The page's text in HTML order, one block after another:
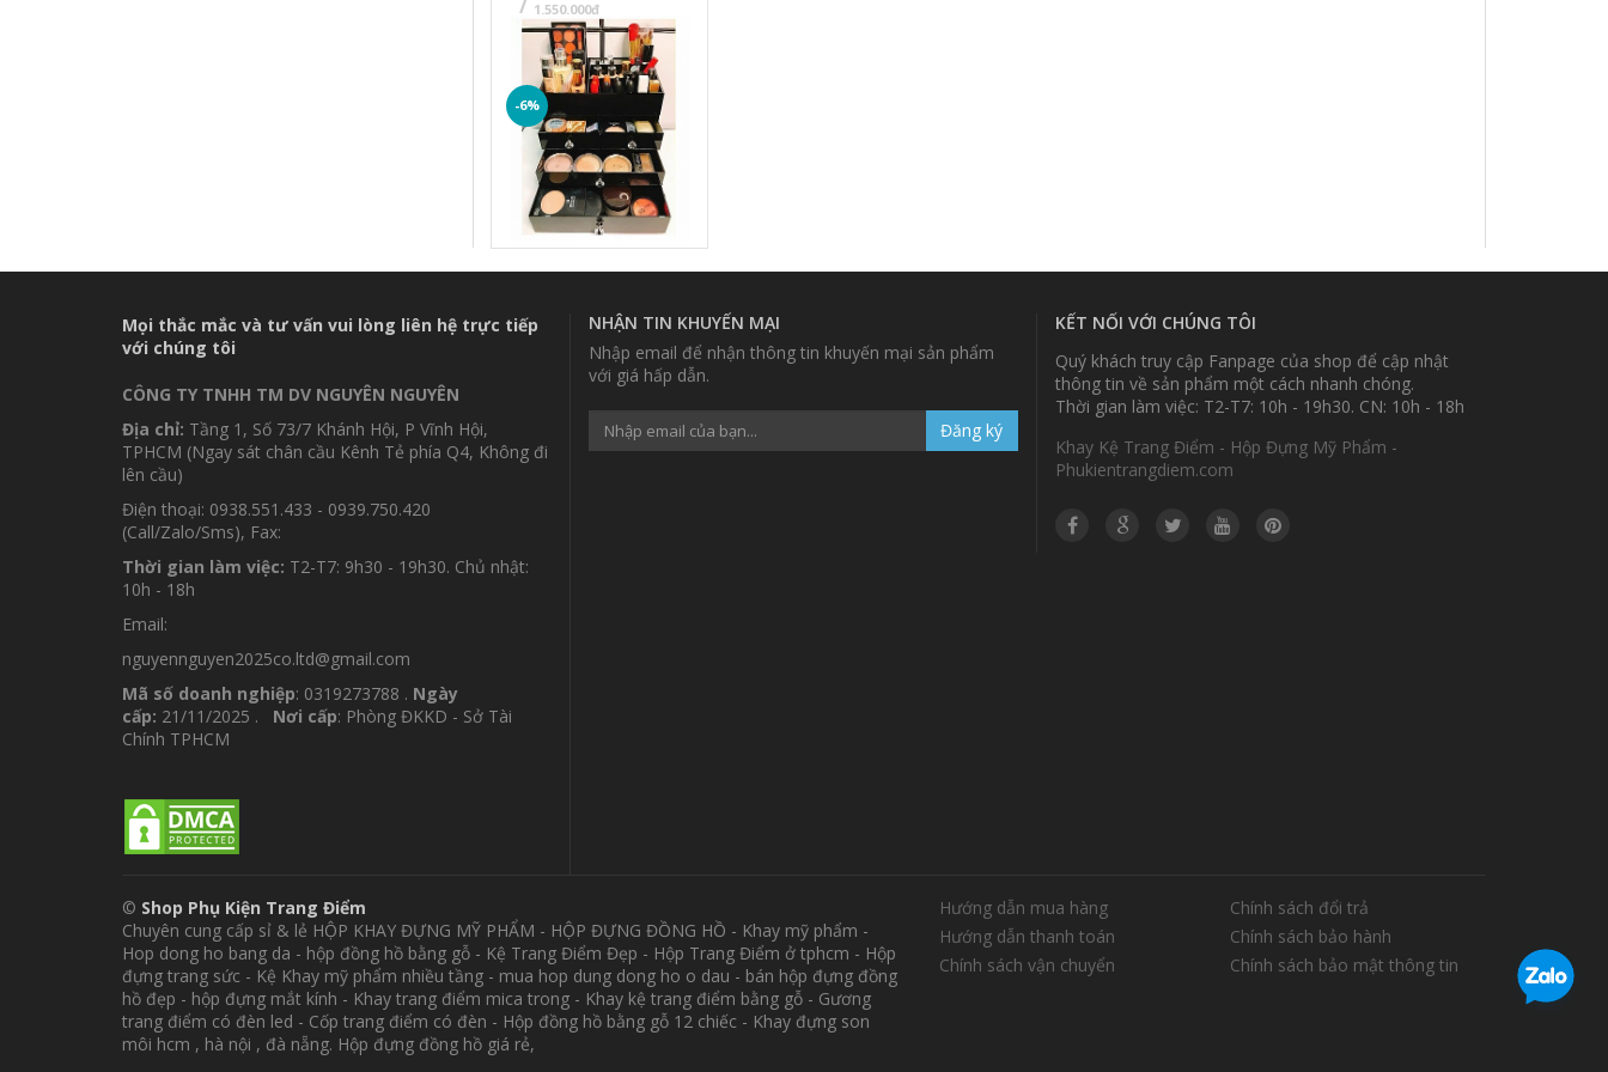
-6%
1.550.000₫
Mọi thắc mắc và tư vấn vui lòng liên hệ trực tiếp
với chúng tôi
CÔNG TY TNHH TM DV NGUYÊN NGUYÊN
Địa chỉ: Tầng 1, Số 73/7 Khánh Hội, P Vĩnh Hội,
TPHCM (Ngay sát chân cầu Kênh Tẻ phía Q4, Không đi
lên cầu)
Điện thoại: 0938.551.433 - 0939.750.420
(Call/Zalo/Sms), Fax:
Thời gian làm việc: T2-T7: 9h30 - 19h30. Chủ nhật:
10h - 18h
Email:
nguyennguyen2025co.ltd@gmail.com
Mã số doanh nghiệp: 0319273788 . Ngày
cấp: 21/11/2025 . Nơi cấp: Phòng ĐKKD - Sở Tài
Chính TPHCM
NHẬN TIN KHUYẾN MẠI
Nhập email để nhận thông tin khuyến mại sản phẩm
với giá hấp dẫn.
Đăng ký
KẾT NỐI VỚI CHÚNG TÔI
Quý khách truy cập Fanpage của shop để cập nhật
thông tin về sản phẩm một cách nhanh chóng.
Thời gian làm việc: T2-T7: 10h - 19h30. CN: 10h - 18h
Khay Kệ Trang Điểm - Hộp Đựng Mỹ Phẩm -
Phukientrangdiem.com
© Shop Phụ Kiện Trang Điểm
Chuyên cung cấp sỉ & lẻ HỘP KHAY ĐỰNG MỸ PHẨM - HỘP ĐỰNG ĐỒNG HỒ - Khay mỹ phẩm -
Hop dong ho bang da - hộp đồng hồ bằng gỗ - Kệ Trang Điểm Đẹp - Hộp Trang Điểm ở tphcm - Hộp
đựng trang sức - Kệ Khay mỹ phẩm nhiều tầng - mua hop dung dong ho o dau - bán hộp đựng đồng
hồ đẹp - hộp đựng mắt kính - Khay trang điểm mica trong - Khay kệ trang điểm bằng gỗ - Gương
trang điểm có đèn led - Cốp trang điểm có đèn - Hộp đồng hồ bằng gỗ 12 chiếc - Khay đựng son
môi hcm , hà nội , đà nẵng. Hộp đựng đồng hồ giá rẻ,
Hướng dẫn mua hàng
Hướng dẫn thanh toán
Chính sách vận chuyển
Chính sách đổi trả
Chính sách bảo hành
Chính sách bảo mật thông tin